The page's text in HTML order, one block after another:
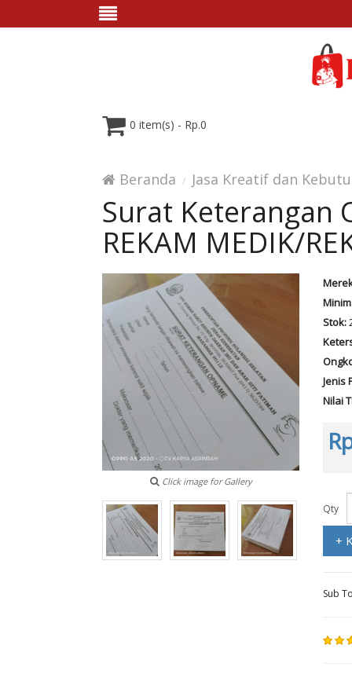
0 item(s) - Rp.0
Beranda Jasa Kreatif dan
Surat Keterangan
REKAM MEDIK/
Click image for Gallery
Stok:
Jenis
Nilai
Qty
+
Sub